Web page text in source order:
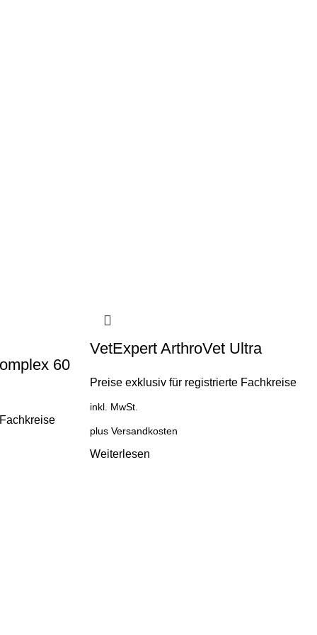
60
VetExpert ArthroVet Ultra
Preise exklusiv für registrierte Fachkreise
inkl. MwSt.
plus Versandkosten
Weiterlesen